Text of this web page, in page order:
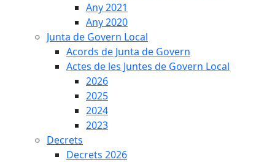
Any 2021
Any 2020
Junta de Govern Local
Acords de Junta de Govern
Actes de les Juntes de Govern Local
2026
2025
2024
2023
Decrets
Decrets 2026